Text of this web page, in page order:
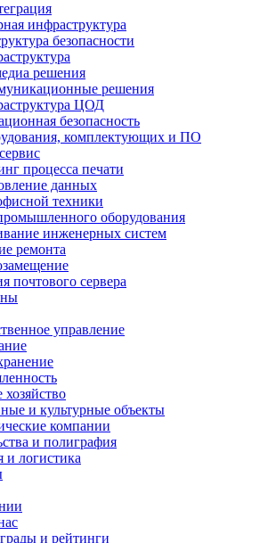
инфраструктура
безопасности
решения
решения
ЦОД
безопасность
комплектующих и ПО
процесса печати
данных
техники
оборудования
инженерных систем
ремонта
почтового сервера
управление
хозяйство
и культурные объекты
компании
и полиграфия
и логистика
и рейтинги